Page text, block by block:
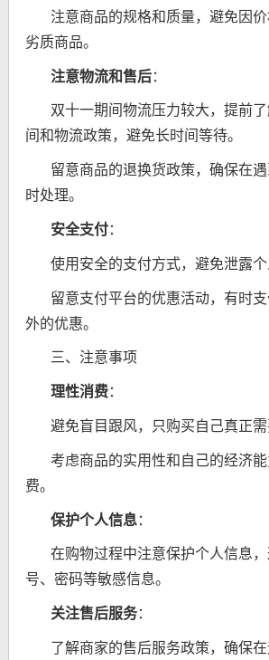
注意商品的规格和质量，避免因
劣质商品。
注意物流和售后：
双十一期间物流压力较大，提前
间和物流政策，避免长时间等待。
留意商品的退换货政策，确保在
时处理。
安全支付：
使用安全的支付方式，避免泄露个
留意支付平台的优惠活动，有时
外的优惠。
三、注意事项
理性消费：
避免盲目跟风，只购买自己真正需
考虑商品的实用性和自己的经济
费。
保护个人信息：
在购物过程中注意保护个人信息
号、密码等敏感信息。
关注售后服务：
了解商家的售后服务政策，确保